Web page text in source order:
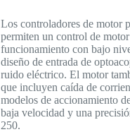
Los controladores de motor
permiten un control de
funcionamiento con bajo
diseño de entrada de
ruido eléctrico. El motor
que incluyen caída de
modelos de accionamiento
baja velocidad y una
250.